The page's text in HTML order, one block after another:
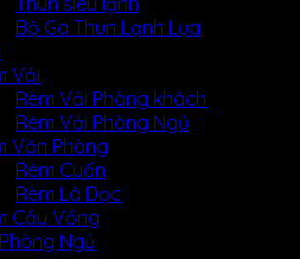
Bộ Ga Thun Lạnh Lụa
Vải
Rèm Vải Phòng khách
Rèm Vải Phòng Ngủ
Văn Phòng
Rèm Cuốn
Rèm Lá Dọc
Cầu Vồng
Ngủ